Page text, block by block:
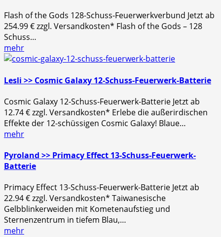
Flash of the Gods 128-Schuss-Feuerwerkverbund Jetzt ab
254.99 € zzgl. Versandkosten* Flash of the Gods – 128
Schuss…
mehr
Lesli >> Cosmic Galaxy 12-Schuss-Feuerwerk-Batterie
Cosmic Galaxy 12-Schuss-Feuerwerk-Batterie Jetzt ab
12.74 € zzgl. Versandkosten* Erlebe die außerirdischen
Effekte der 12-schüssigen Cosmic Galaxy! Blaue…
mehr
Pyroland >> Primacy Effect 13-Schuss-Feuerwerk-
Batterie
Primacy Effect 13-Schuss-Feuerwerk-Batterie Jetzt ab
22.94 € zzgl. Versandkosten* Taiwanesische
Gelbblinkerweiden mit Kometenaufstieg und
Sternenzentrum in tiefem Blau,…
mehr